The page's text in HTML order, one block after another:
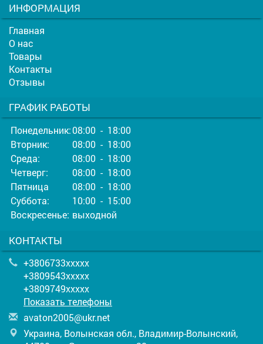
ИНФОРМАЦИЯ
Главная
О нас
Товары
Контакты
Отзывы
ГРАФИК РАБОТЫ
Понедельник:08:00 - 18:00
Вторник:
08:00 - 18:00
Среда:
08:00 - 18:00
Четверг:
08:00 - 18:00
Пятница
08:00 - 18:00
Суббота:
10:00 - 15:00
Воскресенье: выходной
КОНТАКТЫ
+3806733xxxxx
+3809543xxxxx
+3809749xxxxx
Показать телефоны
avaton2005@ukr.net
Украина, Волынская обл., Владимир-Волынский,